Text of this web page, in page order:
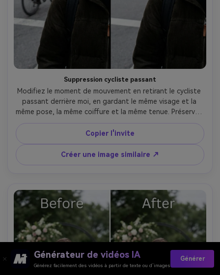
Suppression cycliste passant
Modifiez le moment de mouvement en retirant le cycliste
passant derrière moi, en gardant le même visage et la
même pose, la même coiffure et la même tenue. Préservez
les marques au sol, la cohérence du flou de mouvement et
la lumière du jour originale pour éviter les artefacts.,
texture de tissu préservée --ar 4:5
Copier l'invite
Créer une image similaire ↗
Générateur de vidéos IA
Générez facilement des vidéos à partir de texte ou d’images
Générer